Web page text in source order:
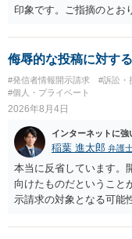
印象です。ご指摘のとお
侮辱的な投稿に対す
#発信者情報開示請求 #訴訟・
#個人・プライベート
2026年8月4日
インターネットに強
稲葉 進太郎 弁護
本当に反省しています。
向けたものだということ
示請求の対象となる可能
と存じます。発信者情報